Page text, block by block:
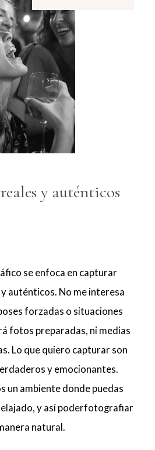
y auténticos
se enfoca en capturar
auténticos. No me interesa
forzadas o situaciones
fotos preparadas, ni medias
Lo que quiero capturar son
y emocionantes.
un ambiente donde puedas
y así poderfotografiar
natural.